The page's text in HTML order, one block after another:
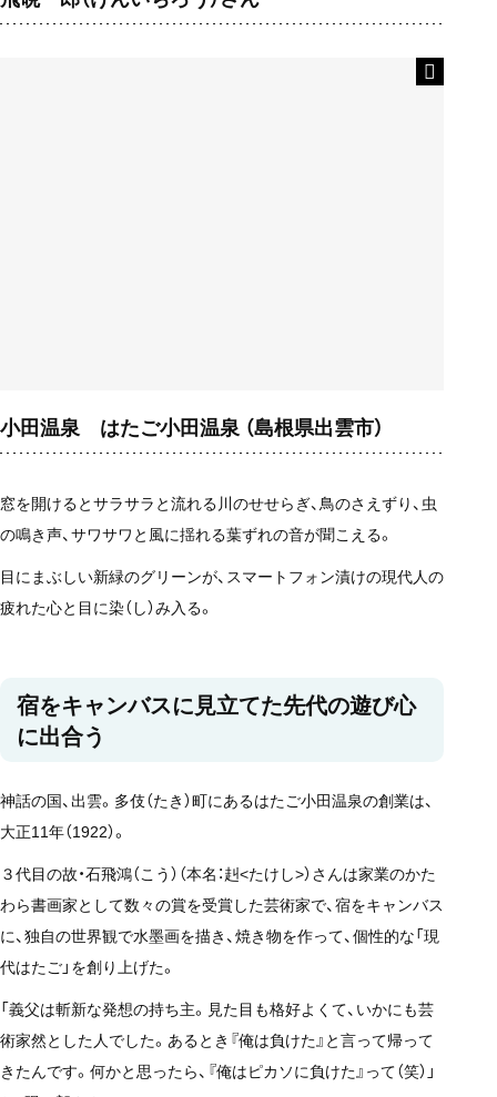
小田温泉 はたご小田温泉 （島根県出雲市）
窓を開けるとサラサラと流れる川のせせらぎ、鳥のさえずり、虫
の鳴き声、サワサワと風に揺れる葉ずれの音が聞こえる。
目にまぶしい新緑のグリーンが、スマートフォン漬けの現代人の
疲れた心と目に染（し）み入る。
宿をキャンバスに見立てた先代の遊び心
に出合う
神話の国、出雲。多伎（たき）町にあるはたご小田温泉の創業は、
大正11年（1922）。
３代目の故・石飛鴻（こう）（本名：赳<たけし>）さんは家業のかた
わら書画家として数々の賞を受賞した芸術家で、宿をキャンバス
に、独自の世界観で水墨画を描き、焼き物を作って、個性的な「現
代はたご」を創り上げた。
「義父は斬新な発想の持ち主。見た目も格好よくて、いかにも芸
術家然とした人でした。あるとき『俺は負けた』と言って帰って
きたんです。何かと思ったら、『俺はピカソに負けた』って（笑）」